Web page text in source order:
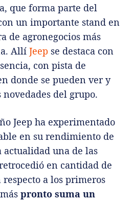
que forma parte del
un importante stand en
de agronegocios más
Allí Jeep se destaca con
con pista de
donde se pueden ver y
del grupo.
Jeep ha experimentado
en su rendimiento de
actualidad una de las
en cantidad de
a los primeros
pronto suma un